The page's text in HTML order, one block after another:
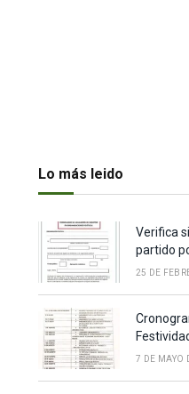
Lo más leido
Verifica
partido
25 DE
7 DE MAYO